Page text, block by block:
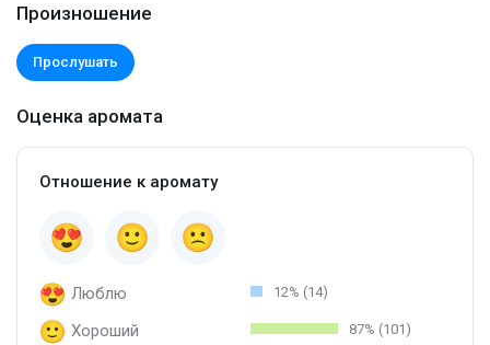
Произношение
Прослушать
Оценка аромата
Отношение к аромату
Люблю 12% (14)
Хороший 87% (101)